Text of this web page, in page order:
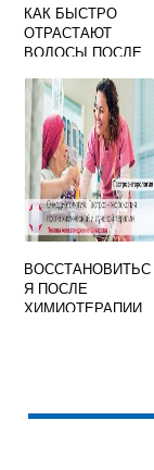
КАК БЫСТРО
ОТРАСТАЮТ
ВОЛОСЫ ПОСЛЕ
ВОССТАНОВИТЬС
Я ПОСЛЕ
ХИМИОТЕРАПИИ